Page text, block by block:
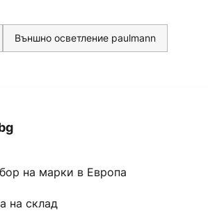
Външно осветление paulmann
на марки в Европа
на склад